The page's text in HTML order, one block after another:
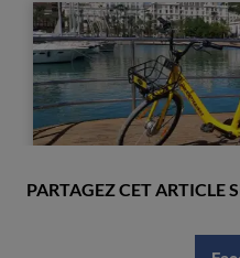
PARTAGEZ CET ARTICLE